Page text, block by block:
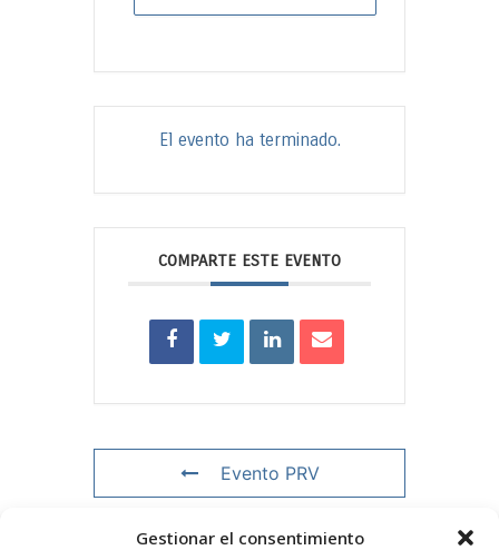
Gestionar el consentimiento
El evento ha terminado.
COMPARTE ESTE EVENTO
Evento PRV
Evento NXT